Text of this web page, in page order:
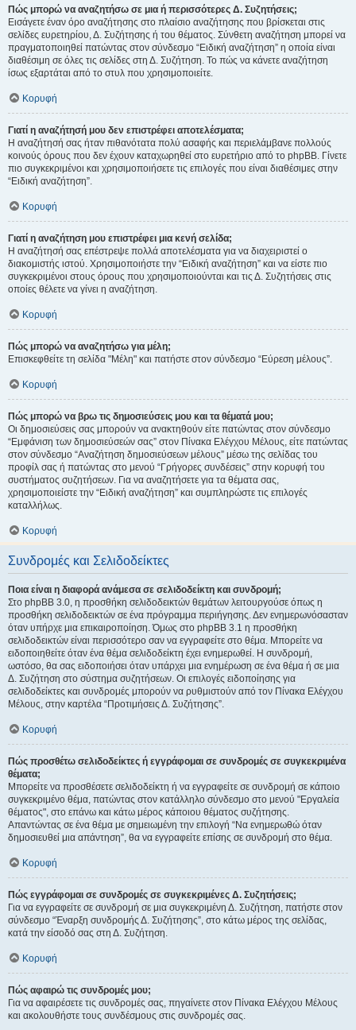
Πώς μπορώ να αναζητήσω σε μια ή περισσότερες Δ. Συζητήσεις;
Εισάγετε έναν όρο αναζήτησης στο πλαίσιο αναζήτησης που βρίσκεται στις
σελίδες ευρετηρίου, Δ. Συζήτησης ή του θέματος. Σύνθετη αναζήτηση μπορεί να
πραγματοποιηθεί πατώντας στον σύνδεσμο “Ειδική αναζήτηση” η οποία είναι
διαθέσιμη σε όλες τις σελίδες στη Δ. Συζήτηση. Το πώς να κάνετε αναζήτηση
ίσως εξαρτάται από το στυλ που χρησιμοποιείτε.
Κορυφή
Γιατί η αναζήτησή μου δεν επιστρέφει αποτελέσματα;
Η αναζήτησή σας ήταν πιθανότατα πολύ ασαφής και περιελάμβανε πολλούς
κοινούς όρους που δεν έχουν καταχωρηθεί στο ευρετήριο από το phpBB. Γίνετε
πιο συγκεκριμένοι και χρησιμοποιήσετε τις επιλογές που είναι διαθέσιμες στην
“Ειδική αναζήτηση”.
Κορυφή
Γιατί η αναζήτηση μου επιστρέφει μια κενή σελίδα;
Η αναζήτησή σας επέστρεψε πολλά αποτελέσματα για να διαχειριστεί ο
διακομιστής ιστού. Χρησιμοποιήστε την “Ειδική αναζήτηση” και να είστε πιο
συγκεκριμένοι στους όρους που χρησιμοποιούνται και τις Δ. Συζητήσεις στις
οποίες θέλετε να γίνει η αναζήτηση.
Κορυφή
Πώς μπορώ να αναζητήσω για μέλη;
Επισκεφθείτε τη σελίδα "Μέλη" και πατήστε στον σύνδεσμο “Εύρεση μέλους”.
Κορυφή
Πώς μπορώ να βρω τις δημοσιεύσεις μου και τα θέματά μου;
Οι δημοσιεύσεις σας μπορούν να ανακτηθούν είτε πατώντας στον σύνδεσμο
“Εμφάνιση των δημοσιεύσεών σας” στον Πίνακα Ελέγχου Μέλους, είτε πατώντας
στον σύνδεσμο “Αναζήτηση δημοσιεύσεων μέλους” μέσω της σελίδας του
προφίλ σας ή πατώντας στο μενού “Γρήγορες συνδέσεις” στην κορυφή του
συστήματος συζητήσεων. Για να αναζητήσετε για τα θέματα σας,
χρησιμοποιείστε την “Ειδική αναζήτηση” και συμπληρώστε τις επιλογές
καταλλήλως.
Κορυφή
Συνδρομές και Σελιδοδείκτες
Ποια είναι η διαφορά ανάμεσα σε σελιδοδείκτη και συνδρομή;
Στο phpBB 3.0, η προσθήκη σελιδοδεικτών θεμάτων λειτουργούσε όπως η
προσθήκη σελιδοδεικτών σε ένα πρόγραμμα περιήγησης. Δεν ενημερωνόσασταν
όταν υπήρχε μια επικαιροποίηση. Όμως στο phpBB 3.1 η προσθήκη
σελιδοδεικτών είναι περισσότερο σαν να εγγραφείτε στο θέμα. Μπορείτε να
ειδοποιηθείτε όταν ένα θέμα σελιδοδείκτη έχει ενημερωθεί. Η συνδρομή,
ωστόσο, θα σας ειδοποιήσει όταν υπάρχει μια ενημέρωση σε ένα θέμα ή σε μια
Δ. Συζήτηση στο σύστημα συζητήσεων. Οι επιλογές ειδοποίησης για
σελιδοδείκτες και συνδρομές μπορούν να ρυθμιστούν από τον Πίνακα Ελέγχου
Μέλους, στην καρτέλα “Προτιμήσεις Δ. Συζήτησης”.
Κορυφή
Πώς προσθέτω σελιδοδείκτες ή εγγράφομαι σε συνδρομές σε συγκεκριμένα
θέματα;
Μπορείτε να προσθέσετε σελιδοδείκτη ή να εγγραφείτε σε συνδρομή σε κάποιο
συγκεκριμένο θέμα, πατώντας στον κατάλληλο σύνδεσμο στο μενού "Εργαλεία
θέματος", στο επάνω και κάτω μέρος κάποιου θέματος συζήτησης.
Απαντώντας σε ένα θέμα με σημειωμένη την επιλογή “Να ενημερωθώ όταν
δημοσιευθεί μια απάντηση”, θα να εγγραφείτε επίσης σε συνδρομή στο θέμα.
Κορυφή
Πώς εγγράφομαι σε συνδρομές σε συγκεκριμένες Δ. Συζητήσεις;
Για να εγγραφείτε σε συνδρομή σε μια συγκεκριμένη Δ. Συζήτηση, πατήστε στον
σύνδεσμο “Έναρξη συνδρομής Δ. Συζήτησης”, στο κάτω μέρος της σελίδας,
κατά την είσοδό σας στη Δ. Συζήτηση.
Κορυφή
Πώς αφαιρώ τις συνδρομές μου;
Για να αφαιρέσετε τις συνδρομές σας, πηγαίνετε στον Πίνακα Ελέγχου Μέλους
και ακολουθήστε τους συνδέσμους στις συνδρομές σας.